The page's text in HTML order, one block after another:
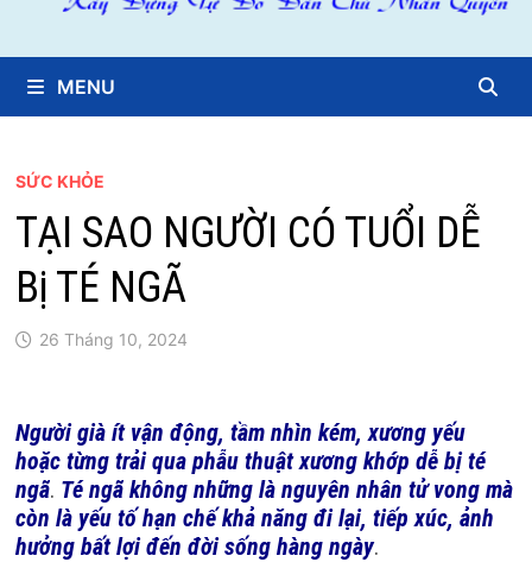
MENU
SỨC KHỎE
TẠI SAO NGƯỜI CÓ TUỔI DỄ
Bị TÉ NGÃ
26 Tháng 10, 2024
Người già ít vận động, tầm nhìn kém, xương yếu
hoặc từng trải qua phẫu thuật xương khớp dễ bị té
ngã. Té ngã không những là nguyên nhân tử vong mà
còn là yếu tố hạn chế khả năng đi lại, tiếp xúc, ảnh
hưởng bất lợi đến đời sống hàng ngày.